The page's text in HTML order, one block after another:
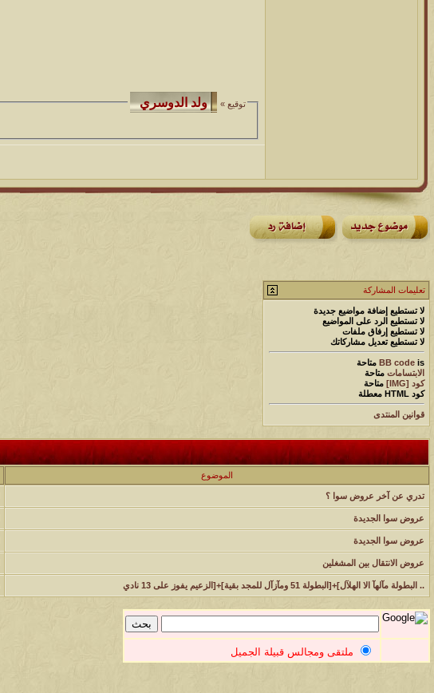
توقيع »
تعليمات المشاركة
لا تستطيع إضافة مواضيع جديدة
لا تستطيع الرد على المواضيع
لا تستطيع إرفاق ملفات
لا تستطيع تعديل مشاركاتك
BB code is
متاحة
الابتسامات متاحة
كود [IMG]
متاحة
كود HTML
معطلة
قوانين المنتدى
الموضوع
تدري عن آخر عروض سوا ؟
عروض سوا الجديدة
عروض سوا الجديدة
عروض الانتقال بين المشغلين
.. البطولة مآلهآ الا الهلآل]+[البطولة 51 ومآزآل للمجد بقية]+[الزعيم يفوز على 13 نادي
ملتقى ومجالس قبيلة الجميل